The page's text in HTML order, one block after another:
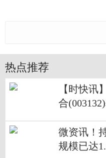
热点推荐
【时快讯
合
微资讯！
规模已达